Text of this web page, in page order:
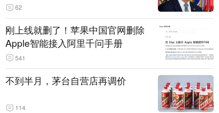
62
刚上线就删了！苹果中国官网删除
Apple智能接入阿里千问手册
541
不到半月，茅台自营店再调价
114